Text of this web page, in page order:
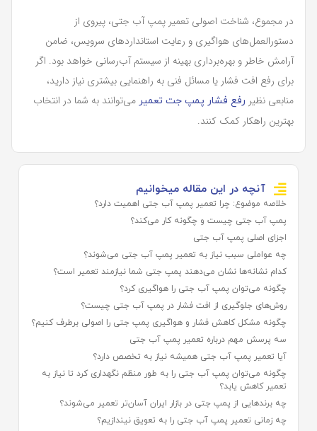
در مجموع، شناخت اصولی تعمیر پمپ آب جتی، پیروی از
دستورالعمل‌های هواگیری و رعایت استانداردهای سرویس، ضامن
آرامش خاطر و بهره‌برداری بهینه از سیستم آب‌رسانی خواهد بود. اگر
برای رفع افت فشار یا مسائل فنی به راهنمایی بیشتری نیاز دارید،
منابعی نظیر رفع فشار پمپ جت تعمیر می‌توانند به شما در انتخاب
بهترین راهکار کمک کنند.
آنچه در این مقاله میخوانیم
خلاصه موضوع: چرا تعمیر پمپ آب جتی اهمیت دارد؟
پمپ آب جتی چیست و چگونه کار می‌کند؟
اجزای اصلی پمپ آب جتی
چه عواملی سبب نیاز به تعمیر پمپ آب جتی می‌شوند؟
کدام نشانه‌ها نشان می‌دهند پمپ جتی شما نیازمند تعمیر است؟
چگونه می‌توان پمپ آب جتی را هواگیری کرد؟
روش‌های جلوگیری از افت فشار در پمپ آب جتی چیست؟
چگونه مشکل کاهش فشار و هواگیری پمپ جتی را اصولی برطرف کنیم؟
سه پرسش مهم درباره تعمیر پمپ آب جتی
آیا تعمیر پمپ آب جتی همیشه نیاز به تخصص دارد؟
چگونه می‌توان پمپ آب جتی را به طور منظم نگهداری کرد تا نیاز به
تعمیر کاهش یابد؟
چه برندهایی از پمپ جتی در بازار ایران آسان‌تر تعمیر می‌شوند؟
چه زمانی تعمیر پمپ آب جتی را به تعویق نیندازیم؟